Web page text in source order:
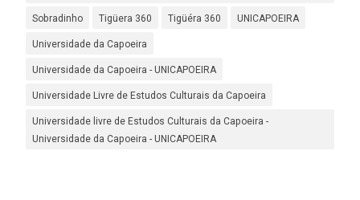
Sobradinho Tigüera 360 Tigüéra 360 UNICAPOEIRA
Universidade da Capoeira
Universidade da Capoeira - UNICAPOEIRA
Universidade Livre de Estudos Culturais da Capoeira
Universidade livre de Estudos Culturais da Capoeira -
Universidade da Capoeira - UNICAPOEIRA